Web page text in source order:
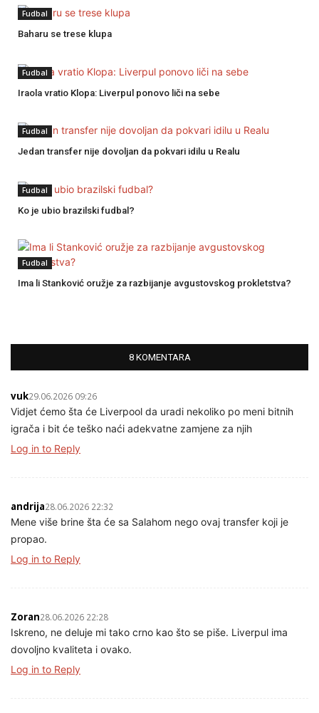
Fudbal
Baharu se trese klupa
Fudbal
Iraola vratio Klopa: Liverpul ponovo liči na sebe
Fudbal
Jedan transfer nije dovoljan da pokvari idilu u Realu
Fudbal
Ko je ubio brazilski fudbal?
Fudbal
Ima li Stanković oružje za razbijanje avgustovskog prokletstva?
8 KOMENTARA
vuk29.06.2026 09:26
Vidjet ćemo šta će Liverpool da uradi nekoliko po meni bitnih
igrača i bit će teško naći adekvatne zamjene za njih
Log in to Reply
andrija28.06.2026 22:32
Mene više brine šta će sa Salahom nego ovaj transfer koji je
propao.
Log in to Reply
Zoran28.06.2026 22:28
Iskreno, ne deluje mi tako crno kao što se piše. Liverpul ima
dovoljno kvaliteta i ovako.
Log in to Reply